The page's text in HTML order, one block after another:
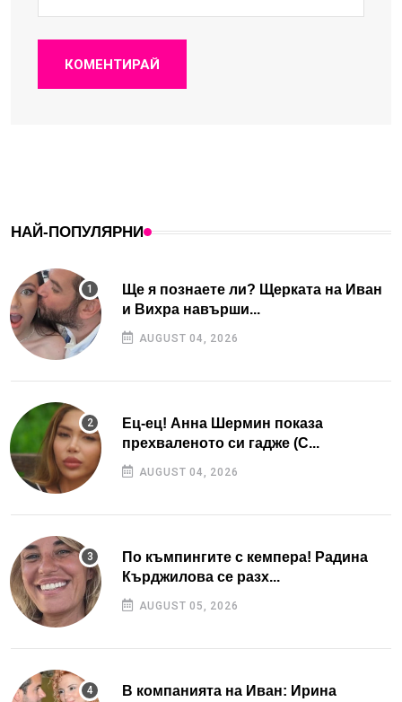
КОМЕНТИРАЙ
НАЙ-ПОПУЛЯРНИ
Ще я познаете ли? Щерката на Иван
и Вихра навърши...
AUGUST 04, 2026
Ец-ец! Анна Шермин показа
прехваленото си гадже (С...
AUGUST 04, 2026
По къмпингите с кемпера! Радина
Кърджилова се разх...
AUGUST 05, 2026
В компанията на Иван: Ирина